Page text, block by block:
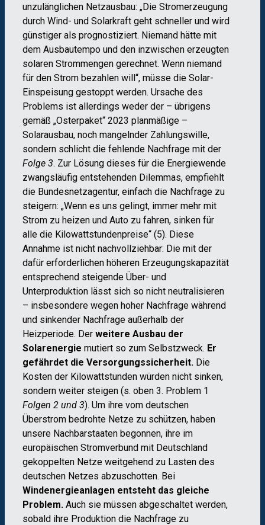
unzulänglichen Netzausbau: „Die Stromerzeugung
durch Wind- und Solarkraft geht schneller und wird
günstiger als prognostiziert. Niemand hätte mit
dem Ausbautempo und den inzwischen erzeugten
solaren Strommengen gerechnet. Wenn niemand
für den Strom bezahlen will“, müsse die Solar-
Einspeisung gestoppt werden. Ursache des
Problems ist allerdings weder der – übrigens
gemäß „Osterpaket“ 2023 planmäßige –
Solarausbau, noch mangelnder Zahlungswille,
sondern schlicht die fehlende Nachfrage mit der
Folge 3. Zur Lösung dieses für die Energiewende
zwangsläufig entstehenden Dilemmas, empfiehlt
die Bundesnetzagentur, einfach die Nachfrage zu
steigern: „Wenn es uns gelingt, immer mehr mit
Strom zu heizen und Auto zu fahren, sinken für
alle die Kilowattstundenpreise“ (5). Diese
Annahme ist nicht nachvollziehbar: Die mit der
dafür erforderlichen höheren Erzeugungskapazität
entsprechend steigende Über- und
Unterproduktion lässt sich so nicht neutralisieren
– insbesondere wegen hoher Nachfrage während
und sinkender Nachfrage außerhalb der
Heizperiode. Der weitere Ausbau der
Solarenergie mutiert so zum Selbstzweck. Er
gefährdet die Versorgungssicherheit. Die
Kosten der Kilowattstunden würden nicht sinken,
sondern weiter steigen (s. oben 3. Problem 1
Folgen 2 und 3). Um ihre vom deutschen
Überstrom bedrohte Netze zu schützen, haben
unsere Nachbarstaaten begonnen, ihre im
europäischen Stromverbund mit Deutschland
gekoppelten Netze weitgehend zu Lasten des
deutschen Netzes abzuschotten. Bei
Windenergieanlagen entsteht das gleiche
Problem. Auch sie müssen abgeschaltet werden,
sobald ihre Produktion die Nachfrage zu